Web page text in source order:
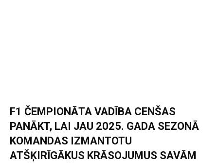
F1 ČEMPIONĀTA VADĪBA CENŠAS
PANĀKT, LAI JAU 2025. GADA SEZONĀ
KOMANDAS IZMANTOTU
ATŠĶIRĪGĀKUS KRĀSOJUMUS SAVĀM